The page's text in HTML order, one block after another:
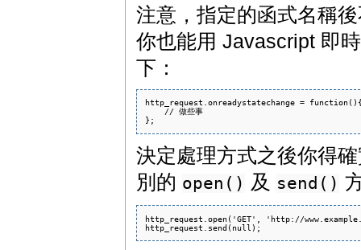
注意，指定的函式名稱
你也能用 Javascript 即
下：
http_request.onreadystatechange =
    // 做些事
決定處理方式之後你得
別的 open() 及 send()
http_request.open('GET', 'http://